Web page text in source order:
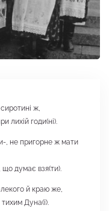
ж,
лихій годи(ні).
, не пригорне ж мати
думає взя(ти).
й краю же,
Дуна(ї).